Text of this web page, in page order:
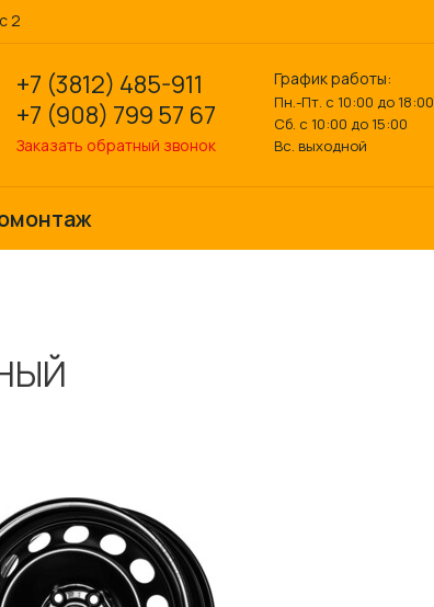
2
+7 (3812) 485-911
+7 (908) 799 57 67
Заказать обратный звонок
График работы:
Пн.-Пт. с 10:00 до 18:00
Сб. с 10:00 до 15:00
Вс. выходной